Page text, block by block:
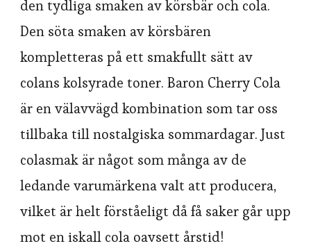
den tydliga smaken av körsbär och cola.
Den söta smaken av körsbären
kompletteras på ett smakfullt sätt av
colans kolsyrade toner. Baron Cherry Cola
är en välavvägd kombination som tar oss
tillbaka till nostalgiska sommardagar. Just
colasmak är något som många av de
ledande varumärkena valt att producera,
vilket är helt förståeligt då få saker går upp
mot en iskall cola oavsett årstid!